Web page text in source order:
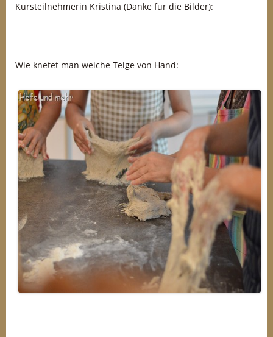
Kursteilnehmerin Kristina (Danke für die Bilder):
Wie knetet man weiche Teige von Hand: